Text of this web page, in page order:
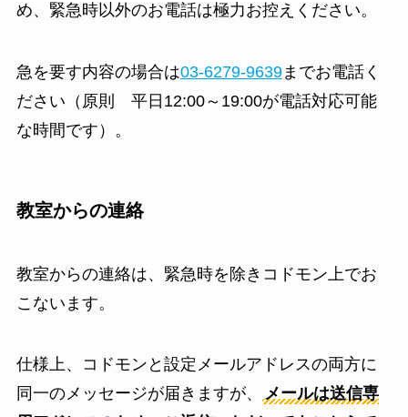
め、緊急時以外のお電話は極力お控えください。
急を要す内容の場合は03-6279-9639までお電話く
ださい（原則 平日12:00～19:00が電話対応可能
な時間です）。
教室からの連絡
教室からの連絡は、緊急時を除きコドモン上でお
こないます。
仕様上、コドモンと設定メールアドレスの両方に
同一のメッセージが届きますが、
メールは送信専